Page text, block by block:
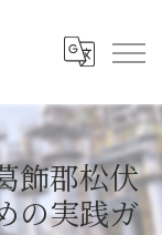
飾郡松伏
の実践ガ